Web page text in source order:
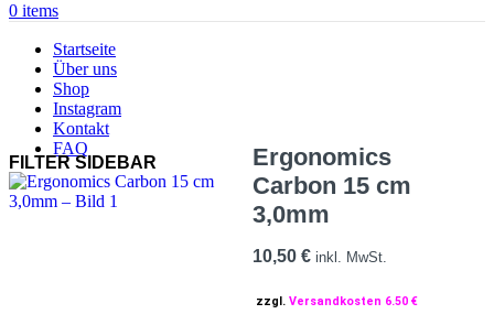
0 items
Startseite
Über uns
Shop
Instagram
Kontakt
FAQ
FILTER SIDEBAR
Ergonomics
Carbon 15 cm
3,0mm
10,50 € inkl. MwSt.
zzgl. Versandkosten 6.50 €